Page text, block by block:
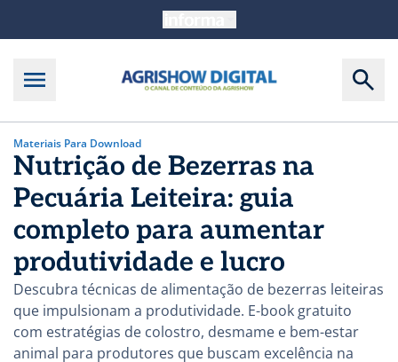
Materiais Para Download
Nutrição de Bezerras na
Pecuária Leiteira: guia
completo para aumentar
produtividade e lucro
Descubra técnicas de alimentação de bezerras leiteiras
que impulsionam a produtividade. E-book gratuito
com estratégias de colostro, desmame e bem-estar
animal para produtores que buscam excelência na